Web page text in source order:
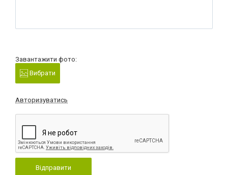
Завантажити фото:
Вибрати
Авторизуватись
Відправити